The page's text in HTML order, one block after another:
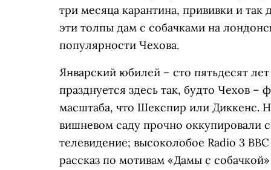
три месяца карантина, прививки и
эти толпы дам с собачками на
популярности Чехова.
Январский юбилей – сто пятьдесят
празднуется здесь так, будто Чехов
масштаба, что Шекспир или Диккенс.
вишневом саду прочно оккупировали
телевидение; высоколобое Radio 3
рассказ по мотивам «Дамы с